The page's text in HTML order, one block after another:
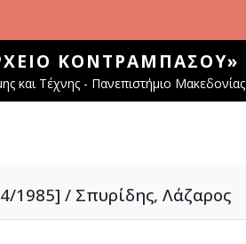
ΚΟΝΤΡΑΜΠΆΣΟΥ»
και Τέχνης - Πανεπιστήμιο Μακεδονίας
1985] / Σπυρίδης, Λάζαρος